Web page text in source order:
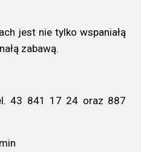
jest nie tylko wspaniałą
zabawą.
43 841 17 24 oraz 887